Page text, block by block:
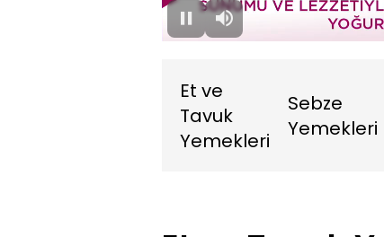
DuraklatSessiz
0.16%
Et ve
Tavuk
Yemekleri
Sebze
Yemekleri